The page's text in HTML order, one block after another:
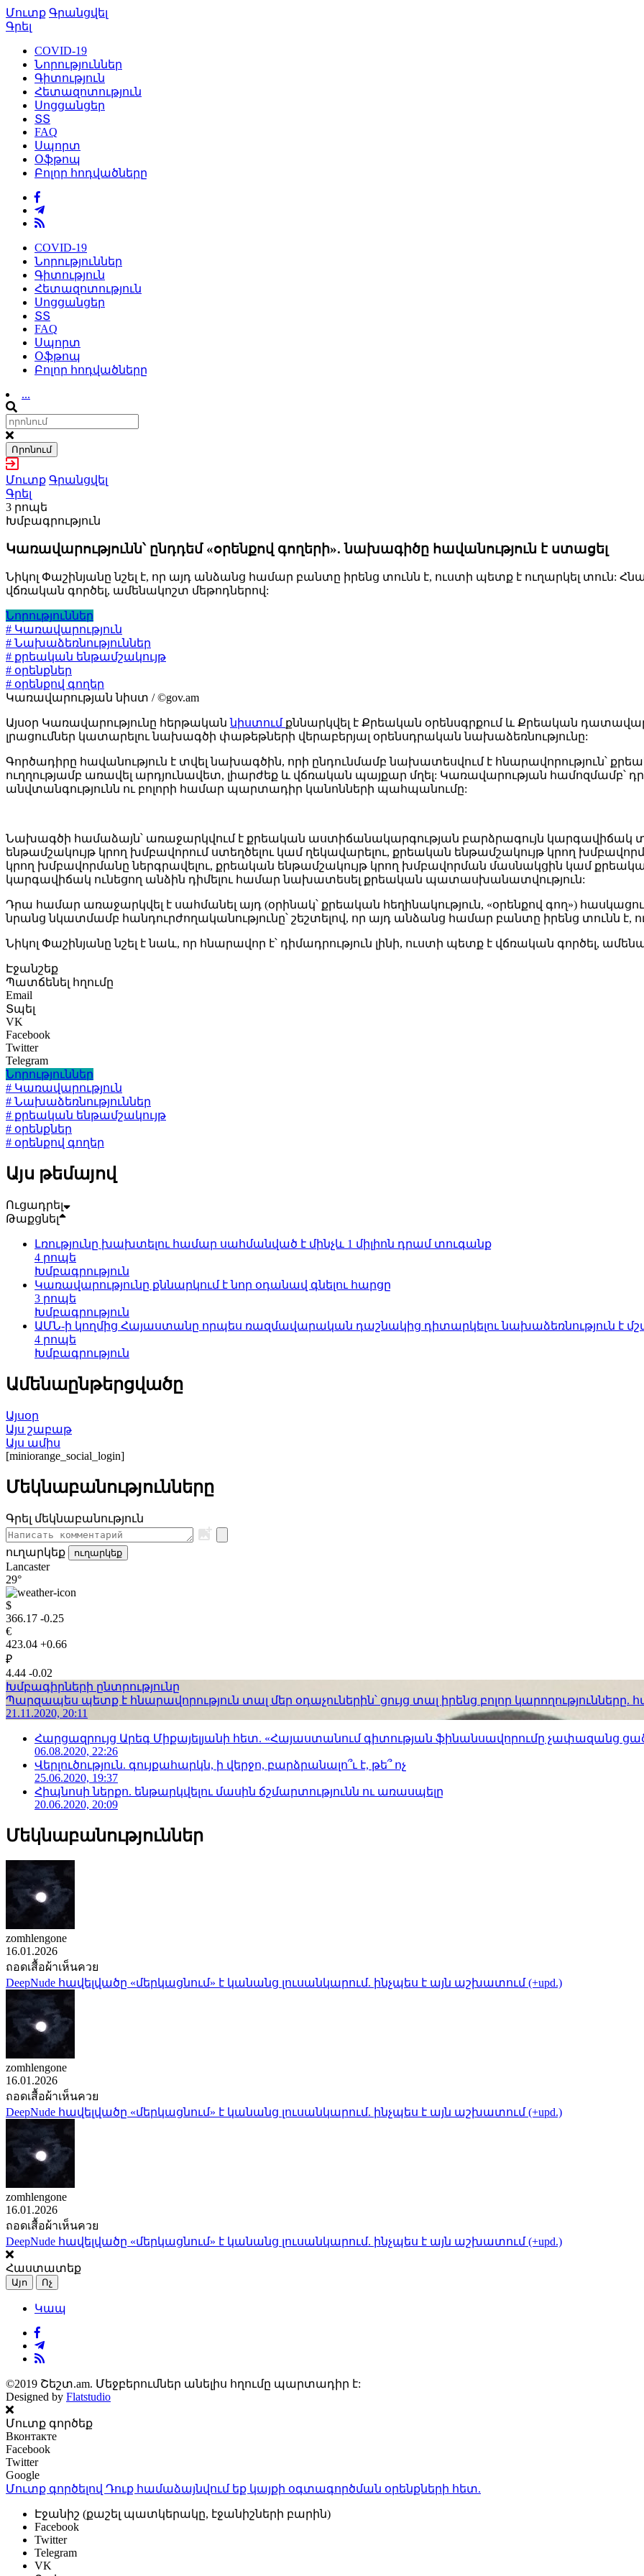
Մուտք Գրանցվել
Գրել
COVID-19
Նորություններ
Գիտություն
Հետազոտություն
Սոցցանցեր
ՏՏ
FAQ
Սպորտ
Օֆթոպ
Բոլոր հոդվածները
COVID-19
Նորություններ
Գիտություն
Հետազոտություն
Սոցցանցեր
ՏՏ
FAQ
Սպորտ
Օֆթոպ
Բոլոր հոդվածները
...
Որոնում
Մուտք Գրանցվել
Գրել
3 րոպե
Խմբագրություն
Կառավարությունն՝ ընդդեմ «օրենքով գողերի». նախագիծը հավանություն է ստացել
Նիկոլ Փաշինյանը նշել է, որ այդ անձանց համար բանտը իրենց տունն է, ուստի պետք է ուղարկել տուն:
վճռական գործել, ամենակոշտ մեթոդներով:
Նորություններ
# Կառավարություն
# Նախաձեռնություններ
# քրեական ենթամշակույթ
# օրենքներ
# օրենքով գողեր
Կառավարության նիստ / ©gov.am
Այսօր Կառավարությունը հերթականնիստում քննարկվել է Քրեական օրենսգրքում և Քրեական
լրացումներ կատարելու նախագծի փաթեթների վերաբերյալ օրենսդրական նախաձեռնությունը:
Գործադիրը հավանություն է տվել նախագծին, որի ընդունմամբ նախատեսվում է հնարավորություն՝
ուղղությամբ առավել արդյունավետ, լիարժեք և վճռական պայքար մղել: Կառավարության
անվտանգությունն ու բոլորի համար պարտադիր կանոնների պահպանումը:
Նախագծի համաձայն՝ առաջարկվում է քրեական աստիճանակարգության բարձրագույն կարգավիճակ
ենթամշակույթ կրող խմբավորում ստեղծելու կամ ղեկավարելու, քրեական ենթամշակույթ կրող
կրող խմբավորմանը ներգրավելու, քրեական ենթամշակույթ կրող խմբավորման մասնակցին կամ
կարգավիճակ ունեցող անձին դիմելու համար նախատեսել քրեական պատասխանատվություն:
Դրա համար առաջարկվել է սահմանել այդ (օրինակ՝ քրեական հեղինակություն, «օրենքով գող»)
նրանց նկատմամբ հանդուրժողականությունը՝ շեշտելով, որ այդ անձանց համար բանտը իրենց տունն է,
Նիկոլ Փաշինյանը նշել է նաև, որ հնարավոր է՝ դիմադրություն լինի, ուստի պետք է վճռական գործել,
Էջանշեք
Պատճենել հղումը
Email
Տպել
VK
Facebook
Twitter
Telegram
Նորություններ
# Կառավարություն
# Նախաձեռնություններ
# քրեական ենթամշակույթ
# օրենքներ
# օրենքով գողեր
Այս թեմայով
Ուցադրել
Թաքցնել
Լռությունը խախտելու համար սահմանված է մինչև 1 միլիոն դրամ տուգանք
4 րոպե
Խմբագրություն
Կառավարությունը քննարկում է նոր օդանավ գնելու հարցը
3 րոպե
Խմբագրություն
ԱՄՆ-ի կողմից Հայաստանը որպես ռազմավարական դաշնակից դիտարկելու նախաձեռնություն է
4 րոպե
Խմբագրություն
Ամենաընթերցվածը
Այսօր
Այս շաբաթ
Այս ամիս
[miniorange_social_login]
Մեկնաբանությունները
Գրել մեկնաբանություն
ուղարկեք ուղարկեք
Lancaster
29°
$
366.17 -0.25
€
423.04 +0.66
₽
4.44 -0.02
Խմբագիրների ընտրությունը
Պարզապես պետք է հնարավորություն տալ մեր օդաչուներին՝ ցույց տալ իրենց բոլոր
21.11.2020, 20:11
Հարցազրույց Արեգ Միքայելյանի հետ. «Հայաստանում գիտության ֆինանսավորումը չափազանց
06.08.2020, 22:26
Վերլուծություն. գույքահարկն, ի վերջո, բարձրանալո՞ւ է, թե՞ ոչ
25.06.2020, 19:37
Հիպնոսի ներքո. ենթարկվելու մասին ճշմարտությունն ու առասպելը
20.06.2020, 20:09
Մեկնաբանություններ
zomhlengone
16.01.2026
ถอดเสื้อผ้าเห็นควย
DeepNude հավելվածը «մերկացնում» է կանանց լուսանկարում. ինչպես է այն աշխատում (+upd.)
zomhlengone
16.01.2026
ถอดเสื้อผ้าเห็นควย
DeepNude հավելվածը «մերկացնում» է կանանց լուսանկարում. ինչպես է այն աշխատում (+upd.)
zomhlengone
16.01.2026
ถอดเสื้อผ้าเห็นควย
DeepNude հավելվածը «մերկացնում» է կանանց լուսանկարում. ինչպես է այն աշխատում (+upd.)
Հաստատեք
Այո Ոչ
Կապ
©2019 Շեշտ.am. Մեջբերումներ անելիս հղումը պարտադիր է:
Designed by Flatstudio
Մուտք գործեք
Вконтакте
Facebook
Twitter
Google
Մուտք գործելով Դուք համաձայնվում եք կայքի օգտագործման օրենքների հետ.
Էջանիշ (քաշել պատկերակը, էջանիշների բարին)
Facebook
Twitter
Telegram
VK